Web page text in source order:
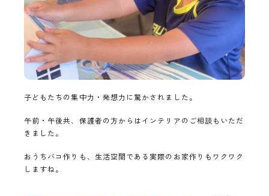
子どもたちの集中力・発想力に驚かされました。
午前・午後共、保護者の方からはインテリアのご相談もいただ
きました。
おうちバコ作りも、生活空間である実際のお家作りもワクワク
しますね。